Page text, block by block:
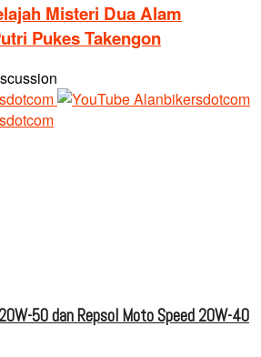
Misteri Dua Alam
Pukes Takengon
50 dan Repsol Moto Speed 20W-40